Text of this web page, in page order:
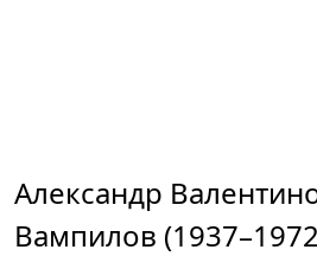
Александр
Вампилов